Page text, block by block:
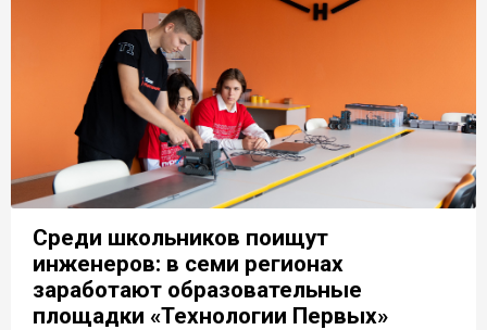
Среди школьников поищут
инженеров: в семи регионах
заработают образовательные
площадки «Технологии Первых»